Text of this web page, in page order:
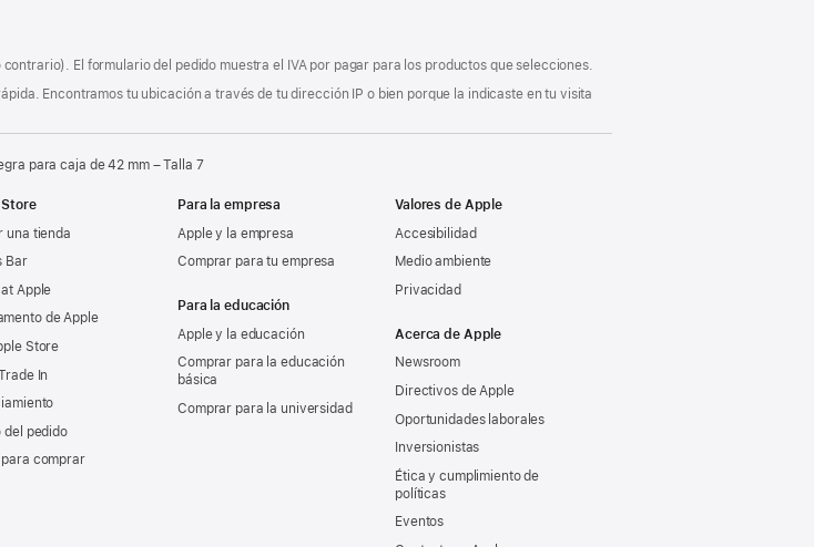
El formulario del pedido muestra el IVA por pagar para los productos que selecciones.
Encontramos tu ubicación a través de tu dirección IP o bien porque la indicaste en tu visita
para caja de 42 mm – Talla 7
una tienda
Bar
Apple
de Apple
Store
In
del pedido
para comprar
Para la empresa
Apple y la empresa
Comprar para tu empresa
Para la educación
Apple y la educación
Comprar para la educación
básica
Comprar para la universidad
Valores de Apple
Accesibilidad
Medio ambiente
Privacidad
Acerca de Apple
Newsroom
Directivos de Apple
Oportunidades laborales
Inversionistas
Ética y cumplimiento de
políticas
Eventos